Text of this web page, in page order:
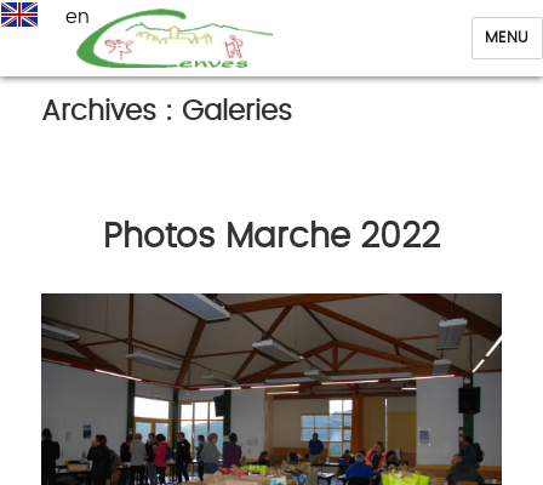
en
Cenves
MENU
Archives : Galeries
Photos Marche 2022